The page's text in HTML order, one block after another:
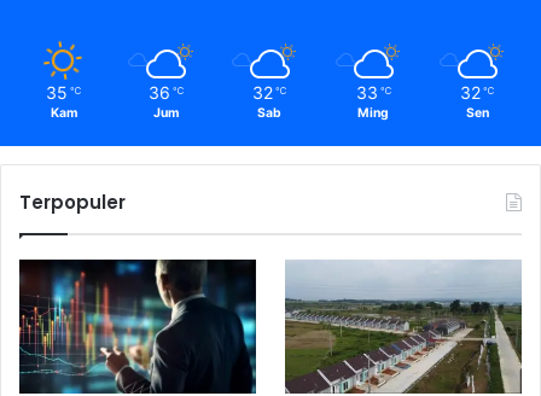
35 ℃
Kam
36 ℃
Jum
32 ℃
Sab
33 ℃
Ming
32 ℃
Sen
Terpopuler